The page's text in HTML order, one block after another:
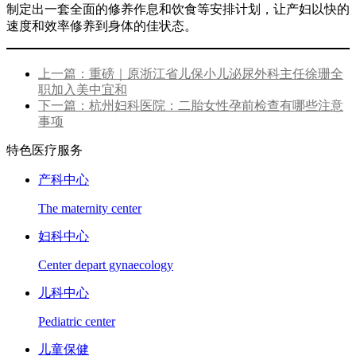
制定出一套全面的修养作息和饮食等安排计划，让产妇以快的
速度和效率修养到身体的佳状态。
上一篇：重磅｜原浙江省儿保小儿泌尿外科主任徐珊全
职加入美中宜和
下一篇：杭州妇科医院：二胎女性孕前检查有哪些注意
事项
特色医疗服务
产科中心
The maternity center
妇科中心
Center depart gynaecology
儿科中心
Pediatric center
儿童保健